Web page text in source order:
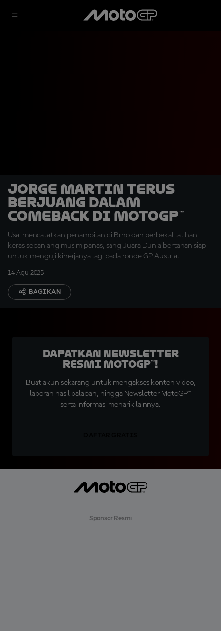
Jorge Martin Terus
Berjuang dalam
Comeback di MotoGP™
Usai mencatatkan penampilan di Brno dan berbekal latihan
keras sepanjang musim panas, sang Juara Dunia bertahan siap
untuk menguji kinerjanya lagi pada ronde GP Austria.
14 Agu 2025
BAGIKAN
Dapatkan Newsletter
Resmi MotoGP™!
Buat akun sekarang untuk mengakses konten video,
laporan hasil balapan, hingga Newsletter MotoGP™
serta informasi menarik lainnya.
Sponsor Resmi